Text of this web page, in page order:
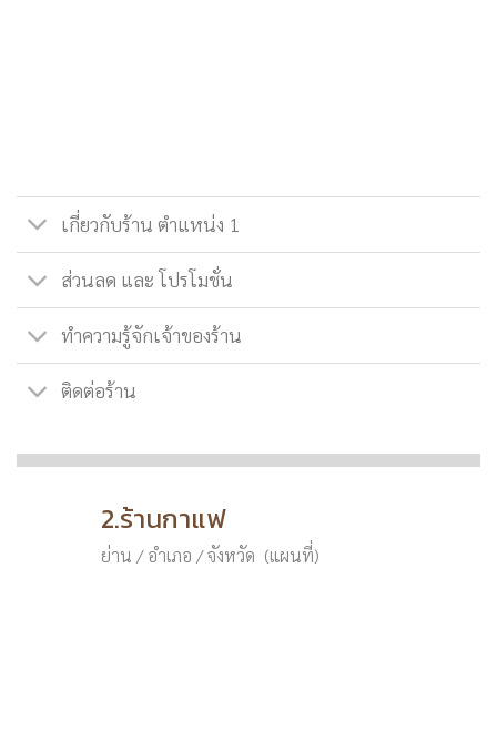
เกี่ยวกับร้าน ตำแหน่ง 1
ส่วนลด และ โปรโมชั่น
ทำความรู้จักเจ้าของร้าน
ติดต่อร้าน
2.ร้านกาแฟ
ย่าน / อำเภอ / จังหวัด (แผนที่)